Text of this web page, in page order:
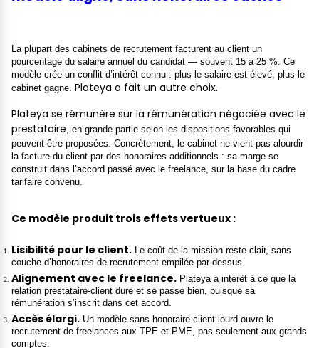
La plupart des cabinets de recrutement facturent au client un
pourcentage du salaire annuel du candidat — souvent 15 à 25 %. Ce
modèle crée un conflit d’intérêt connu : plus le salaire est élevé, plus le
cabinet gagne. Plateya a fait un autre choix.
Plateya se rémunère sur la rémunération négociée avec le
prestataire , en grande partie selon les dispositions favorables qui
peuvent être proposées. Concrètement, le cabinet ne vient pas alourdir
la facture du client par des honoraires additionnels : sa marge se
construit dans l’accord passé avec le freelance, sur la base du cadre
tarifaire convenu.
Ce modèle produit trois effets vertueux :
Lisibilité pour le client. Le coût de la mission reste clair, sans
couche d’honoraires de recrutement empilée par-dessus.
Alignement avec le freelance. Plateya a intérêt à ce que la
relation prestataire-client dure et se passe bien, puisque sa
rémunération s’inscrit dans cet accord.
Accès élargi. Un modèle sans honoraire client lourd ouvre le
recrutement de freelances aux TPE et PME, pas seulement aux grands
comptes.